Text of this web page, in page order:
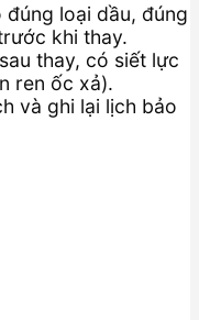
đúng loại dầu, đúng
khi thay.
thay, có siết lực
ren ốc xả).
và ghi lại lịch bảo